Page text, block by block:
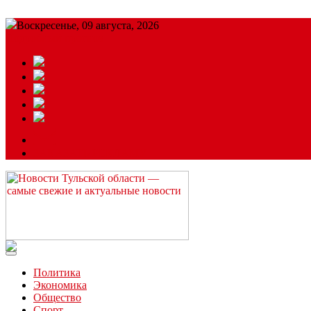
Воскресенье, 09 августа, 2026
Читайте последние новости дня в Тульской области на сайте
Политика
Экономика
Общество